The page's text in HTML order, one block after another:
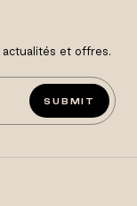
et offres.
SUBMIT